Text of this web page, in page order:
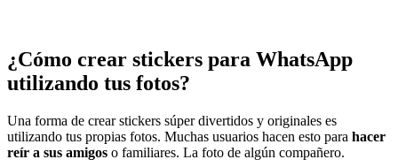
¿Cómo crear stickers para WhatsApp
utilizando tus fotos?
Una forma de crear stickers súper divertidos y originales es
utilizando tus propias fotos. Muchas usuarios hacen esto para hacer
reír a sus amigos o familiares. La foto de algún compañero.